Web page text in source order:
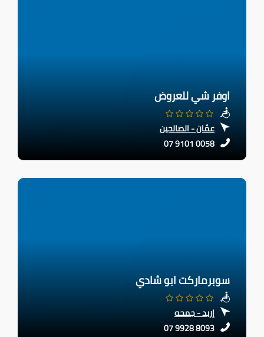
اوفر شي للعروض
عمّان - الصالحين
07 9101 0058
سوبرماركت ابو شادي
إربد - جمحه
07 9928 8093